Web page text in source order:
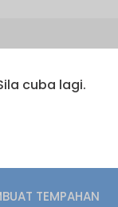
TEMPAHAN
cuba lagi.